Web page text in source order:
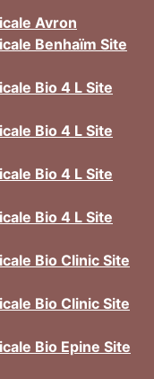
Avron
Benhaïm Site
Bio 4 L Site
Bio 4 L Site
Bio 4 L Site
Bio 4 L Site
Bio Clinic Site
Bio Clinic Site
Bio Epine Site